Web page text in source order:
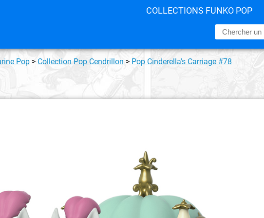
COLLECTIONS FUNKO POP
Pop > Collection Pop Cendrillon > Pop Cinderella's Carriage #78